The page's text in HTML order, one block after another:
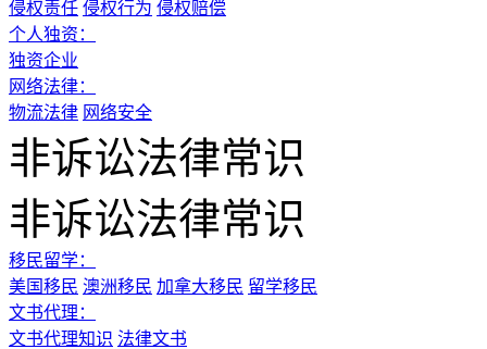
侵权责任 侵权行为 侵权赔偿
个人独资：
独资企业
网络法律：
物流法律 网络安全
非诉讼法律常识
非诉讼法律常识
移民留学：
美国移民 澳洲移民 加拿大移民 留学移民
文书代理：
文书代理知识 法律文书